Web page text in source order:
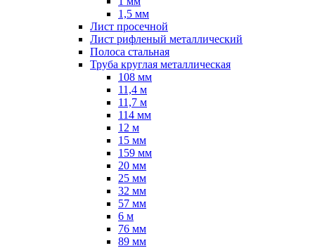
1,5 мм
Лист просечной
Лист рифленый металлический
Полоса стальная
Труба круглая металлическая
108 мм
11,4 м
11,7 м
114 мм
12 м
15 мм
159 мм
20 мм
25 мм
32 мм
57 мм
6 м
76 мм
89 мм